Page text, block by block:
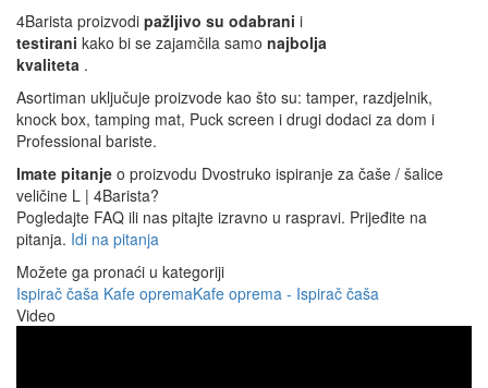
4Barista proizvodi pažljivo su odabrani i
testirani kako bi se zajamčila samo najbolja
kvaliteta .
Asortiman uključuje proizvode kao što su: tamper, razdjelnik,
knock box, tamping mat, Puck screen i drugi dodaci za dom i
Professional bariste.
Imate pitanje o proizvodu Dvostruko ispiranje za čaše / šalice
veličine L | 4Barista?
Pogledajte FAQ ili nas pitajte izravno u raspravi. Prijeđite na
pitanja. Idi na pitanja
Možete ga pronaći u kategoriji
Ispirač čaša Kafe opremaKafe oprema - Ispirač čaša
Video